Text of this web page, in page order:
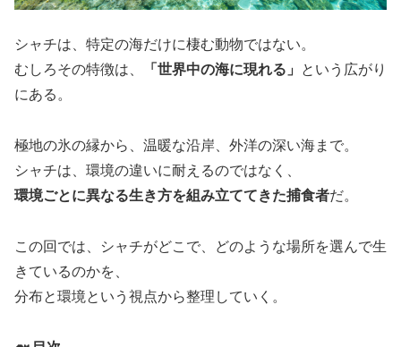
シャチは、特定の海だけに棲む動物ではない。
むしろその特徴は、
「世界中の海に現れる」
という広がり
にある。
極地の氷の縁から、温暖な沿岸、外洋の深い海まで。
シャチは、環境の違いに耐えるのではなく、
環境ごとに異なる生き方を組み立ててきた捕食者だ。
この回では、シャチがどこで、どのような場所を選んで生
きているのかを、
分布と環境という視点から整理していく。